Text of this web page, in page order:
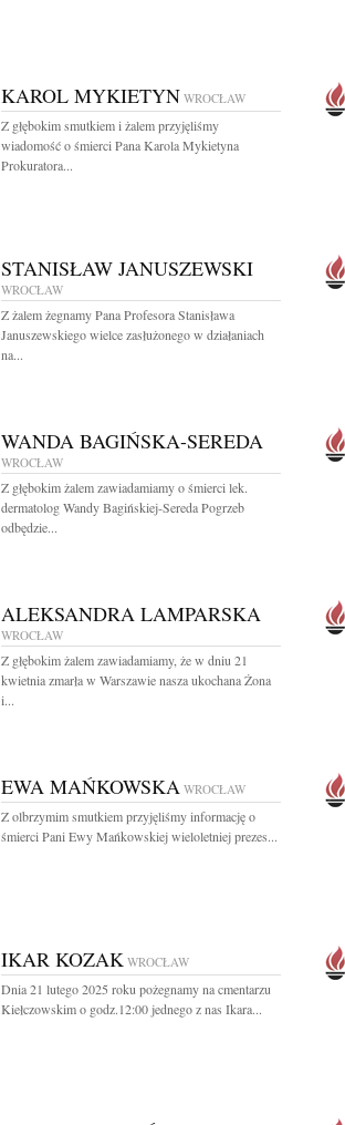
KAROL MYKIETYN WROCŁAW
Z głębokim smutkiem i żalem przyjęliśmy
wiadomość o śmierci Pana Karola Mykietyna
Prokuratora...
STANISŁAW JANUSZEWSKI
WROCŁAW
Z żalem żegnamy Pana Profesora Stanisława
Januszewskiego wielce zasłużonego w działaniach
na...
WANDA BAGIŃSKA-SEREDA
WROCŁAW
Z głębokim żalem zawiadamiamy o śmierci lek.
dermatolog Wandy Bagińskiej-Sereda Pogrzeb
odbędzie...
ALEKSANDRA LAMPARSKA
WROCŁAW
Z głębokim żalem zawiadamiamy, że w dniu 21
kwietnia zmarła w Warszawie nasza ukochana Żona
i...
EWA MAŃKOWSKA WROCŁAW
Z olbrzymim smutkiem przyjęliśmy informację o
śmierci Pani Ewy Mańkowskiej wieloletniej prezes...
IKAR KOZAK WROCŁAW
Dnia 21 lutego 2025 roku pożegnamy na cmentarzu
Kiełczowskim o godz.12:00 jednego z nas Ikara...